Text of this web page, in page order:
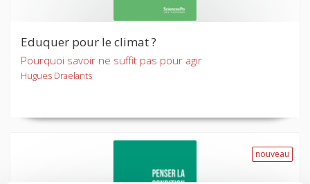
Eduquer pour le climat ?
Pourquoi savoir ne suffit pas pour agir
Hugues Draelants
nouveau